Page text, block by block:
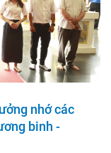
nhớ các
binh -